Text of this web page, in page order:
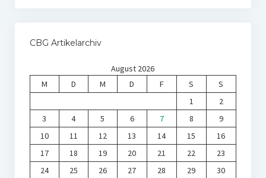
CBG Artikelarchiv
August 2026
M
D M D F S
S
1
2
3
4 5 6 7 8
9
10
11 12 13 14 15
16
17
18 19 20 21 22
23
24
25 26 27 28 29
30